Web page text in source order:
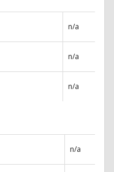
n/a
n/a
n/a
n/a